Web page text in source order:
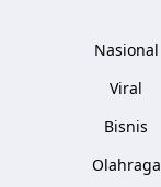
Nasional
Viral
Bisnis
Olahraga